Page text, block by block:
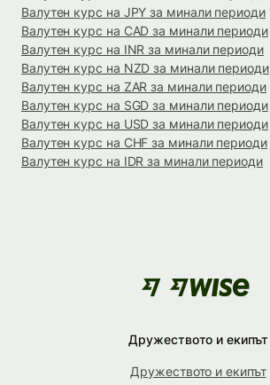
Валутен курс на JPY за минали периоди
Валутен курс на CAD за минали периоди
Валутен курс на INR за минали периоди
Валутен курс на NZD за минали периоди
Валутен курс на ZAR за минали периоди
Валутен курс на SGD за минали периоди
Валутен курс на USD за минали периоди
Валутен курс на CHF за минали периоди
Валутен курс на IDR за минали периоди
Дружеството и екипът
Дружеството и екипът